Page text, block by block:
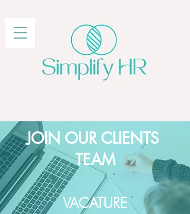
JOIN OUR CLIENTS
TEAM
VACATURE